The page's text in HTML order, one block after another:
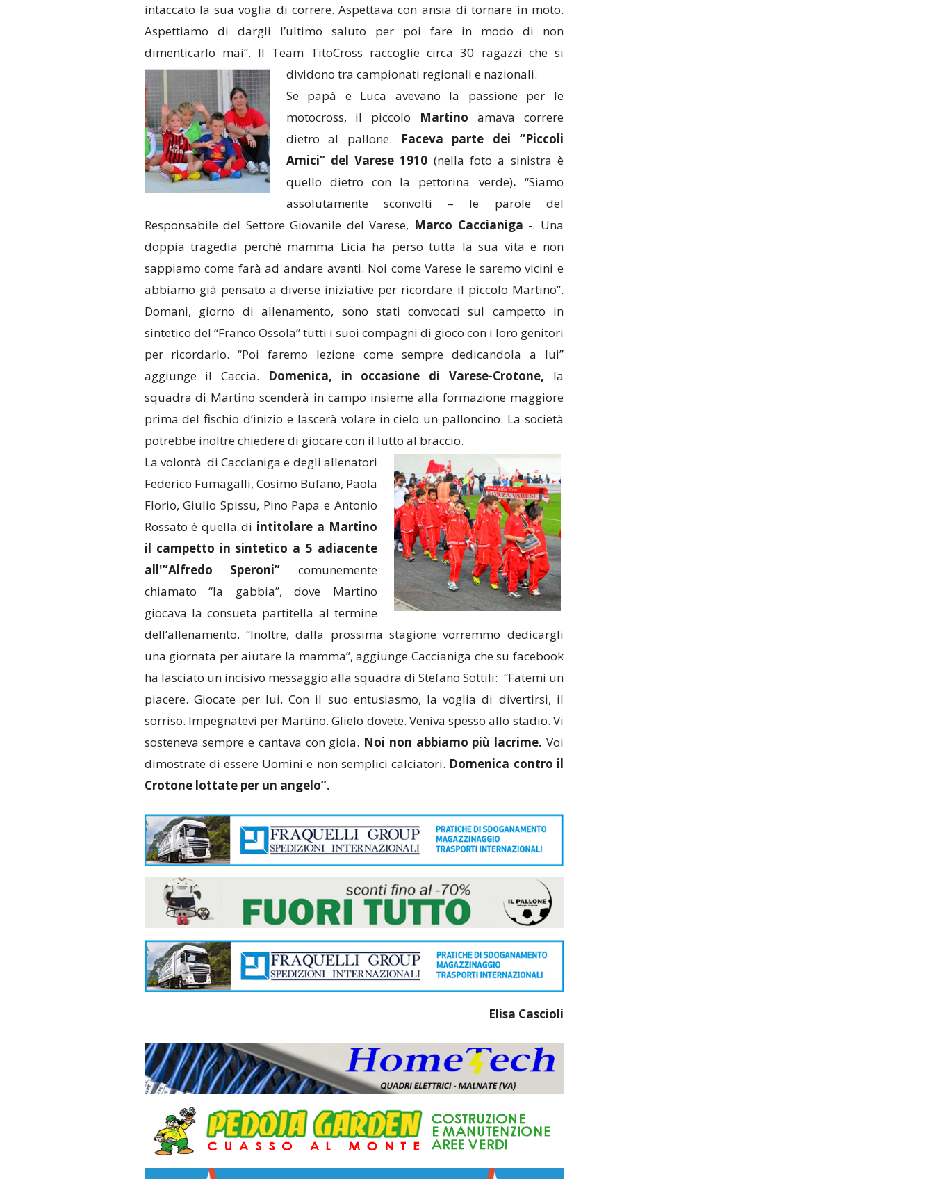
intaccato la sua voglia di correre. Aspettava con ansia di tornare in moto.
Aspettiamo di dargli l’ultimo saluto per poi fare in modo di non
dimenticarlo mai”. Il Team TitoCross raccoglie circa 30 ragazzi che si
dividono tra campionati regionali e nazionali.
Se papà e Luca avevano la passione per le
motocross, il piccolo Martino amava correre
dietro al pallone.
Faceva parte dei “Piccoli
Amici” del Varese 1910 (nella foto a sinistra è
quello dietro con la pettorina verde). “Siamo
assolutamente sconvolti – le parole del
Responsabile del Settore Giovanile del Varese, Marco Caccianiga -. Una
doppia tragedia perché mamma Licia ha perso tutta la sua vita e non
sappiamo come farà ad andare avanti. Noi come Varese le saremo vicini e
abbiamo già pensato a diverse iniziative per ricordare il piccolo Martino”.
Domani, giorno di allenamento, sono stati convocati sul campetto in
sintetico del “Franco Ossola” tutti i suoi compagni di gioco con i loro genitori
per ricordarlo. “Poi faremo lezione come sempre dedicandola a lui”
aggiunge il Caccia. Domenica, in occasione di Varese-Crotone, la
squadra di Martino scenderà in campo insieme alla formazione maggiore
prima del fischio d’inizio e lascerà volare in cielo un palloncino. La società
potrebbe inoltre chiedere di giocare con il lutto al braccio.
La volontà di Caccianiga e degli allenatori
Federico Fumagalli, Cosimo Bufano, Paola
Florio, Giulio Spissu, Pino Papa e Antonio
Rossato è quella di intitolare a Martino
il campetto in sintetico a 5 adiacente
all'”Alfredo Speroni” comunemente
chiamato “la gabbia”, dove Martino
giocava la consueta partitella al termine
dell’allenamento. “Inoltre, dalla prossima stagione vorremmo dedicargli
una giornata per aiutare la mamma”, aggiunge Caccianiga che su facebook
ha lasciato un incisivo messaggio alla squadra di Stefano Sottili: “Fatemi un
piacere. Giocate per lui. Con il suo entusiasmo, la voglia di divertirsi, il
sorriso. Impegnatevi per Martino. Glielo dovete. Veniva spesso allo stadio. Vi
sosteneva sempre e cantava con gioia. Noi non abbiamo più lacrime. Voi
dimostrate di essere Uomini e non semplici calciatori. Domenica contro il
Crotone lottate per un angelo”.
Elisa Cascioli